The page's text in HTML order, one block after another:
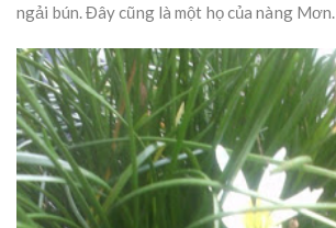
ngải bún. Đây cũng là một họ của nàng Mơn.